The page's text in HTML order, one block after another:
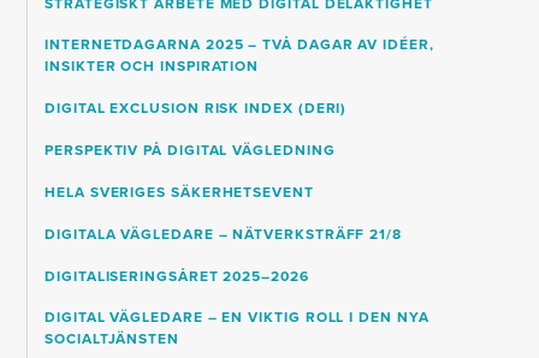
INTERNETDAGARNA 2025 – TVÅ DAGAR AV IDÉER,
INSIKTER OCH INSPIRATION
DIGITAL EXCLUSION RISK INDEX (DERI)
PERSPEKTIV PÅ DIGITAL VÄGLEDNING
HELA SVERIGES SÄKERHETSEVENT
DIGITALA VÄGLEDARE – NÄTVERKSTRÄFF 21/8
DIGITALISERINGSÅRET 2025–2026
DIGITAL VÄGLEDARE – EN VIKTIG ROLL I DEN NYA
SOCIALTJÄNSTEN